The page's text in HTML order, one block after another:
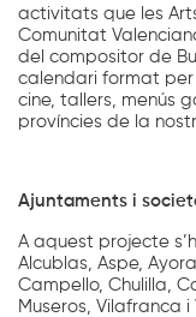
activitats que les
Comunitat
del compositor de
calendari format per
cine, tallers, menús
províncies de la
Ajuntaments i
A aquest projecte
Alcublas, Aspe,
Campello, Chulilla,
Museros, Vilafranca i